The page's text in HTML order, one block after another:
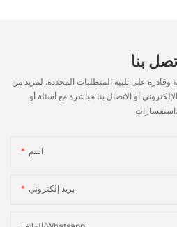
بنا
على تلبية المتطلبات المحددة. لمزيد من
أو الاتصال بنا مباشرة مع أسئلة أو
استفسارات.
اسم
بريد إلكتروني